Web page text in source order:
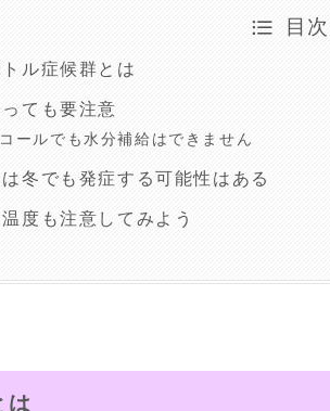
目次
ル症候群とは
ても要注意
ールでも水分補給はできません
冬でも発症する可能性はある
度も注意してみよう
は